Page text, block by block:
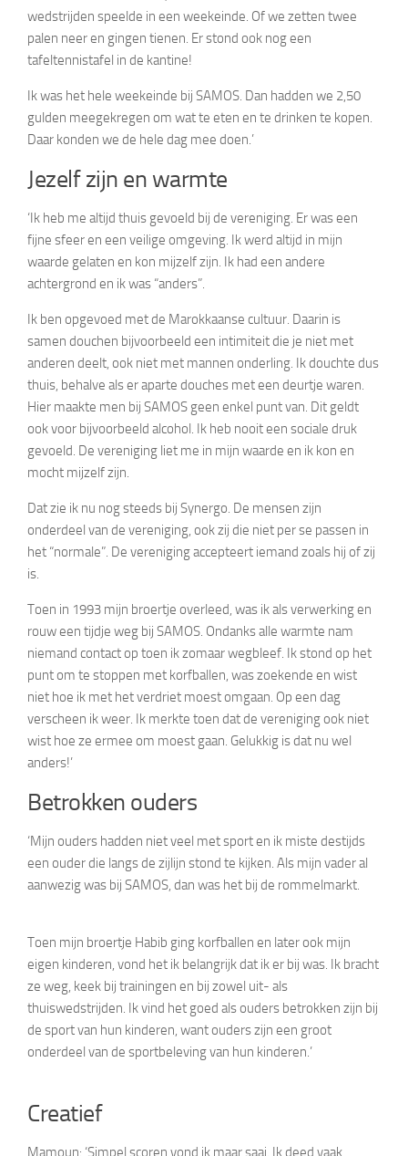
wedstrijden speelde in een weekeinde. Of we zetten twee
palen neer en gingen tienen. Er stond ook nog een
tafeltennistafel in de kantine!
Ik was het hele weekeinde bij SAMOS. Dan hadden we 2,50
gulden meegekregen om wat te eten en te drinken te kopen.
Daar konden we de hele dag mee doen.’
Jezelf zijn en warmte
‘Ik heb me altijd thuis gevoeld bij de vereniging. Er was een
fijne sfeer en een veilige omgeving. Ik werd altijd in mijn
waarde gelaten en kon mijzelf zijn. Ik had een andere
achtergrond en ik was “anders”.
Ik ben opgevoed met de Marokkaanse cultuur. Daarin is
samen douchen bijvoorbeeld een intimiteit die je niet met
anderen deelt, ook niet met mannen onderling. Ik douchte dus
thuis, behalve als er aparte douches met een deurtje waren.
Hier maakte men bij SAMOS geen enkel punt van. Dit geldt
ook voor bijvoorbeeld alcohol. Ik heb nooit een sociale druk
gevoeld. De vereniging liet me in mijn waarde en ik kon en
mocht mijzelf zijn.
Dat zie ik nu nog steeds bij Synergo. De mensen zijn
onderdeel van de vereniging, ook zij die niet per se passen in
het “normale”. De vereniging accepteert iemand zoals hij of zij
is.
Toen in 1993 mijn broertje overleed, was ik als verwerking en
rouw een tijdje weg bij SAMOS. Ondanks alle warmte nam
niemand contact op toen ik zomaar wegbleef. Ik stond op het
punt om te stoppen met korfballen, was zoekende en wist
niet hoe ik met het verdriet moest omgaan. Op een dag
verscheen ik weer. Ik merkte toen dat de vereniging ook niet
wist hoe ze ermee om moest gaan. Gelukkig is dat nu wel
anders!’
Betrokken ouders
‘Mijn ouders hadden niet veel met sport en ik miste destijds
een ouder die langs de zijlijn stond te kijken. Als mijn vader al
aanwezig was bij SAMOS, dan was het bij de rommelmarkt.
Toen mijn broertje Habib ging korfballen en later ook mijn
eigen kinderen, vond het ik belangrijk dat ik er bij was. Ik bracht
ze weg, keek bij trainingen en bij zowel uit- als
thuiswedstrijden. Ik vind het goed als ouders betrokken zijn bij
de sport van hun kinderen, want ouders zijn een groot
onderdeel van de sportbeleving van hun kinderen.’
Creatief
Mamoun: ‘Simpel scoren vond ik maar saai. Ik deed vaak